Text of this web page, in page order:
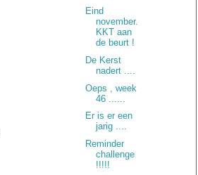
Eind
november.
KKT aan
de beurt !
De Kerst
nadert ....
Oeps , week
46 ......
Er is er een
jarig ....
Reminder
challenge
!!!!!